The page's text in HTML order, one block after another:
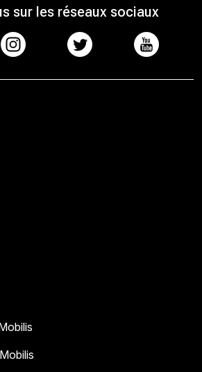
sur les réseaux sociaux